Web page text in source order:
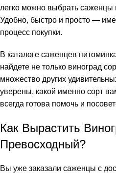
легко можно выбрать саженцы
Удобно, быстро и просто —
процесс покупки.
В каталоге саженцев
найдете не только виноград
множество других
уверены, какой именно сорт
всегда готова помочь и
Как Вырастить
Превосходный?
Вы уже заказали саженцы с